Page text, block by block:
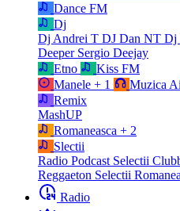
Dance FM
Dj
Dj Andrei T DJ Dan NT Dj
Deeper Sergio Deejay
Etno
Kiss FM
Manele + 1 Muzica Ai
Remix
MashUP
Romaneasca + 2
Slectii
Radio Podcast Selectii
Reggaeton Selectii
Radio